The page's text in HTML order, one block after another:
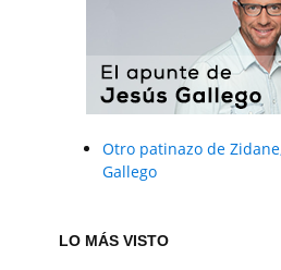
Otro patinazo de
Gallego
LO MÁS VISTO